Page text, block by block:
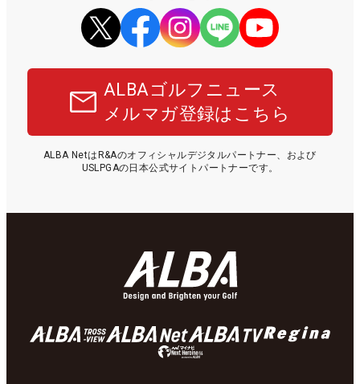
ALBAゴルフニュース
メルマガ登録はこちら
ALBA NetはR&Aのオフィシャルデジタルパートナー、および
USLPGAの日本公式サイトパートナーです。